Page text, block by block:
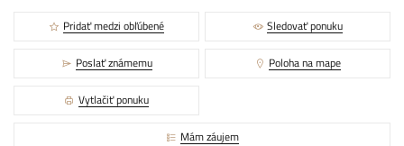
Pridať medzi obľúbené Sledovať ponuku
Poslať známemu Poloha na mape
Vytlačiť ponuku
Mám záujem